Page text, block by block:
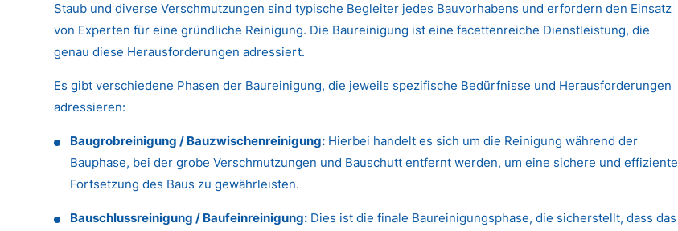
Staub und diverse Verschmutzungen sind typische Begleiter jedes Bauvorhabens und erfordern den Einsatz
von Experten für eine gründliche Reinigung. Die Baureinigung ist eine facettenreiche Dienstleistung, die
genau diese Herausforderungen adressiert.
Es gibt verschiedene Phasen der Baureinigung, die jeweils spezifische Bedürfnisse und Herausforderungen
adressieren:
Baugrobreinigung / Bauzwischenreinigung: Hierbei handelt es sich um die Reinigung während der
Bauphase, bei der grobe Verschmutzungen und Bauschutt entfernt werden, um eine sichere und effiziente
Fortsetzung des Baus zu gewährleisten.
Bauschlussreinigung / Baufeinreinigung: Dies ist die finale Baureinigungsphase, die sicherstellt, dass das